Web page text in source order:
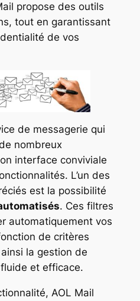
propose des outils
tout en garantissant
de vos
de messagerie qui
nombreux
interface conviviale
L’un des
est la possibilité
. Ces filtres
automatiquement vos
de critères
la gestion de
et efficace.
AOL Mail